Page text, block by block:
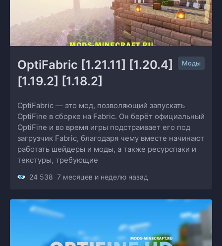
OptiFabric [1.21.11] [1.20.4]
[1.19.2] [1.18.2]
Моды
OptiFabric — это мод, позволяющий запускать
OptiFine в сборке на Fabric. Он берёт официальный
OptiFine и во время игры подстраивает его под
загрузчик Fabric, благодаря чему вместе начинают
работать шейдеры и моды, а также ресурспаки и
текстуры, требующие
24 538 7 месяцев и неделю назад